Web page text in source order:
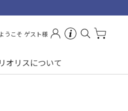
うこそ ゲスト様
オリスについて